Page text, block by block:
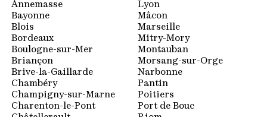
Annemasse
Bayonne
Blois
Bordeaux
Boulogne-sur-Mer
Briançon
Brive-la-Gaillarde
Chambéry
Champigny-sur-Marne
Charenton-le-Pont
Lyon
Mâcon
Marseille
Mitry-Mory
Montauban
Morsang-sur-Orge
Narbonne
Pantin
Poitiers
Port de Bouc